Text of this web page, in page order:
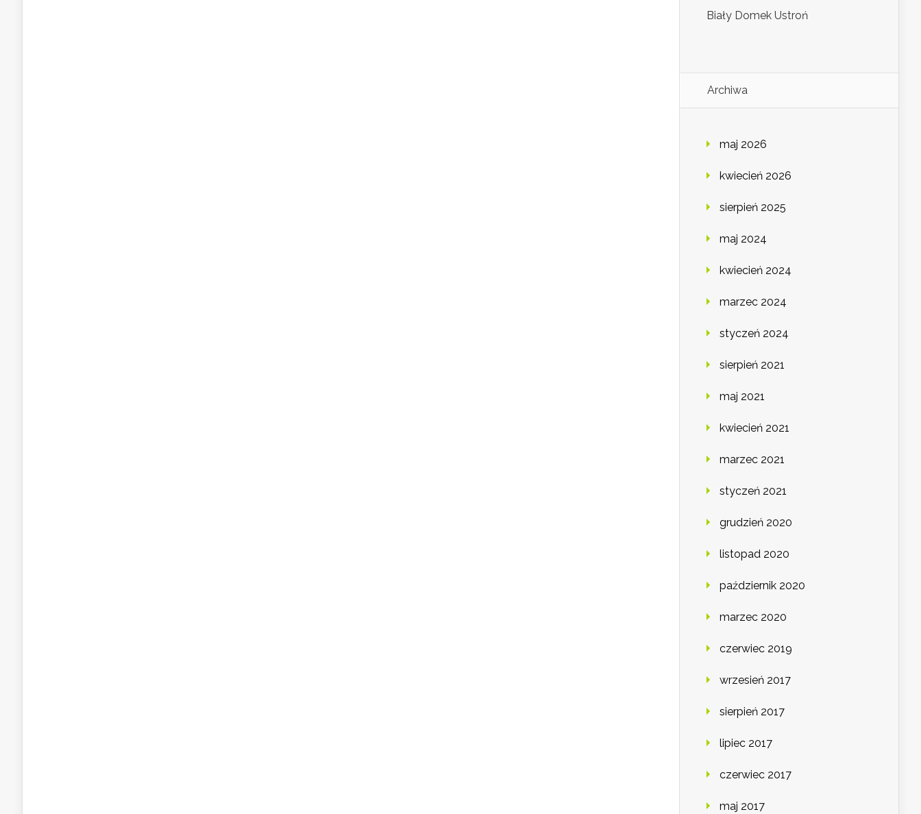
Biały Domek Ustroń
Archiwa
maj 2026
kwiecień 2026
sierpień 2025
maj 2024
kwiecień 2024
marzec 2024
styczeń 2024
sierpień 2021
maj 2021
kwiecień 2021
marzec 2021
styczeń 2021
grudzień 2020
listopad 2020
październik 2020
marzec 2020
czerwiec 2019
wrzesień 2017
sierpień 2017
lipiec 2017
czerwiec 2017
maj 2017